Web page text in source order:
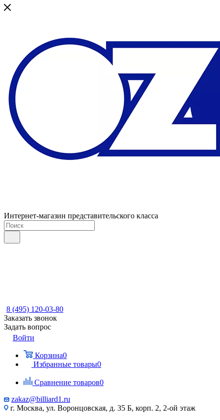
Интернет-магазин представительского класса
8 (495) 120-03-80
Заказать звонок
Задать вопрос
Войти
Корзина0
Избранные товары0
Сравнение товаров0
zakaz@billiard1.ru
г. Москва, ул. Воронцовская, д. 35 Б, корп. 2, 2-ой этаж